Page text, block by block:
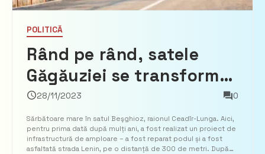
POLITICĂ
Rând pe rând, satele
Găgăuziei se transformă.
Echipa bașcanului
Evghenia Guțul, cu
sprijinul lui Ilan Șor, a
28/11/2023 0
Sărbătoare mare în satul Beşghioz, raionul Ceadîr-Lunga. Aici,
pentru prima dată după mulți ani, a fost realizat un proiect de
infrastructură de amploare – a fost reparat podul și a fost
asfaltată strada Lenin, pe o distanță de 300 de metri. După